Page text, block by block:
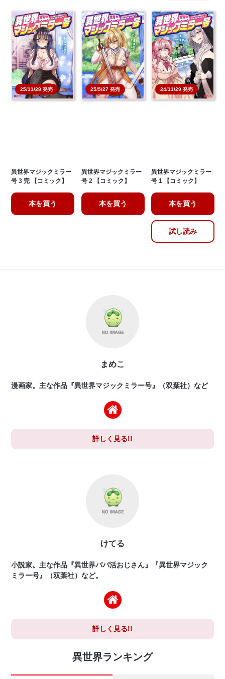
25/11/28 発売
異世界マジックミラー
号 3 完 【コミック】
本を買う
25/5/27 発売
異世界マジックミラー
号 2 【コミック】
本を買う
24/11/29 発売
異世界マジックミラー
号 1 【コミック】
本を買う
試し読み
まめこ
漫画家。主な作品『異世界マジックミラー号』（双葉社）など
詳しく見る!!
けてる
小説家。主な作品『異世界パパ活おじさん』『異世界マジック
ミラー号』（双葉社）など。
詳しく見る!!
異世界ランキング